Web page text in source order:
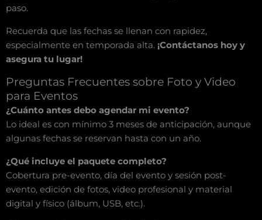
paso.
Recuerda que las fechas se llenan con rapidez,
especialmente en temporada alta. ¡Contáctanos hoy y
asegura tu lugar!
Preguntas Frecuentes sobre Foto y Video
para Eventos
¿Cuánto antes debo agendar mi evento?
Lo ideal es con mínimo 3 meses de anticipación, aunque
algunas fechas se reservan hasta con un año.
¿Qué incluye el paquete completo?
Cobertura pre-evento, día del evento y sesión post-
evento, edición de fotos, video profesional y material
digital y físico (álbum, USB, etc.).